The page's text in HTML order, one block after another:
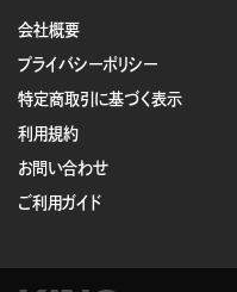
会社概要
プライバシーポリシー
特定商取引に基づく表示
利用規約
お問い合わせ
ご利用ガイド